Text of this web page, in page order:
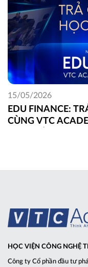
EDU FINANCE:
CÙNG VTC
15/05/2026
HỌC VIỆN CÔNG NGHỆ
Công ty Cổ phần đầu tư